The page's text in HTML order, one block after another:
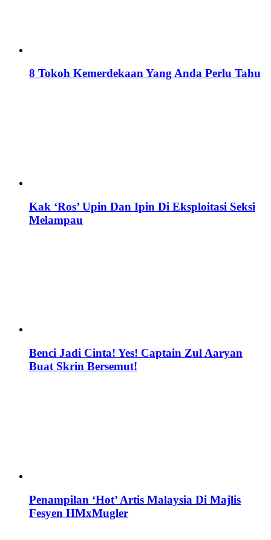
8 Tokoh Kemerdekaan Yang Anda Perlu Tahu
Kak ‘Ros’ Upin Dan Ipin Di Eksploitasi Seksi
Melampau
Benci Jadi Cinta! Yes! Captain Zul Aaryan
Buat Skrin Bersemut!
Penampilan ‘Hot’ Artis Malaysia Di Majlis
Fesyen HMxMugler